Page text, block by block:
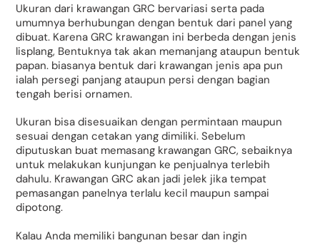
Ukuran dari krawangan GRC bervariasi serta pada
umumnya berhubungan dengan bentuk dari panel yang
dibuat. Karena GRC krawangan ini berbeda dengan jenis
lisplang, Bentuknya tak akan memanjang ataupun bentuk
papan. biasanya bentuk dari krawangan jenis apa pun
ialah persegi panjang ataupun persi dengan bagian
tengah berisi ornamen.
Ukuran bisa disesuaikan dengan permintaan maupun
sesuai dengan cetakan yang dimiliki. Sebelum
diputuskan buat memasang krawangan GRC, sebaiknya
untuk melakukan kunjungan ke penjualnya terlebih
dahulu. Krawangan GRC akan jadi jelek jika tempat
pemasangan panelnya terlalu kecil maupun sampai
dipotong.
Kalau Anda memiliki bangunan besar dan ingin